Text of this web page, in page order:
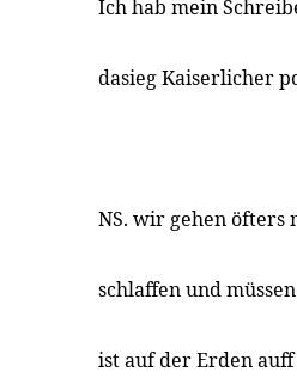
Ich hab mein
dasieg Kaiserlicher
NS. wir gehen
schlaffen und
ist auf der Erden